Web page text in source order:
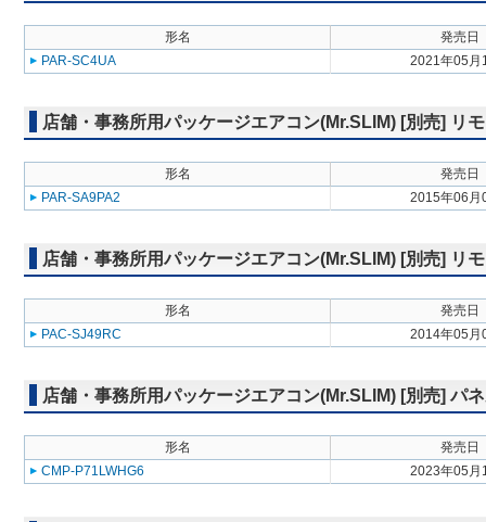
形名
発売日
PAR-SC4UA
2021年05月
店舗・事務所用パッケージエアコン(Mr.SLIM) [別売] リ
形名
発売日
PAR-SA9PA2
2015年06月
店舗・事務所用パッケージエアコン(Mr.SLIM) [別売] リ
形名
発売日
PAC-SJ49RC
2014年05月
店舗・事務所用パッケージエアコン(Mr.SLIM) [別売] パ
形名
発売日
CMP-P71LWHG6
2023年05月